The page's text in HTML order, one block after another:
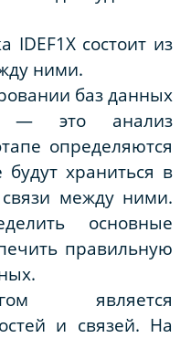
IDEF1X состоит из
ними.
баз данных
— это анализ
определяются
храниться в
между ними.
основные
правильную
является
и связей. На